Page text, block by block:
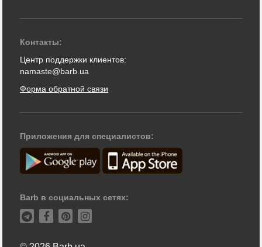
Контакты:
Центр поддержки клиентов:
namaste@barb.ua
Форма обратной связи
Приложения для специалистов:
Barb в социальных сетях: